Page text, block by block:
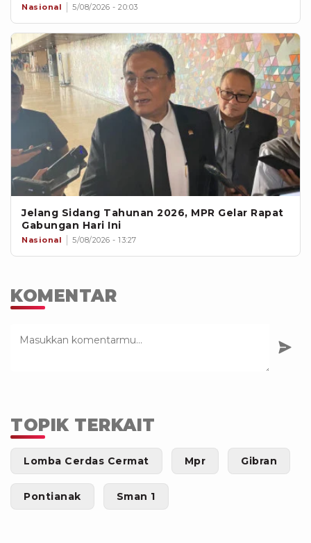
Nasional 5/08/2026 - 20:03
Jelang Sidang Tahunan 2026, MPR Gelar Rapat
Gabungan Hari Ini
Nasional 5/08/2026 - 13:27
KOMENTAR
TOPIK TERKAIT
Lomba Cerdas Cermat Mpr Gibran
Pontianak Sman 1